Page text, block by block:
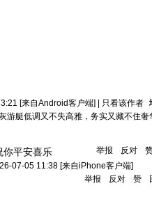
[来自Android客户端]
只看该作者
游艇低调又不失高雅，务实又藏不住奢
举报 反对
你平安喜乐
07-05 11:38 [来自iPhone客户端]
举报
反对 赞